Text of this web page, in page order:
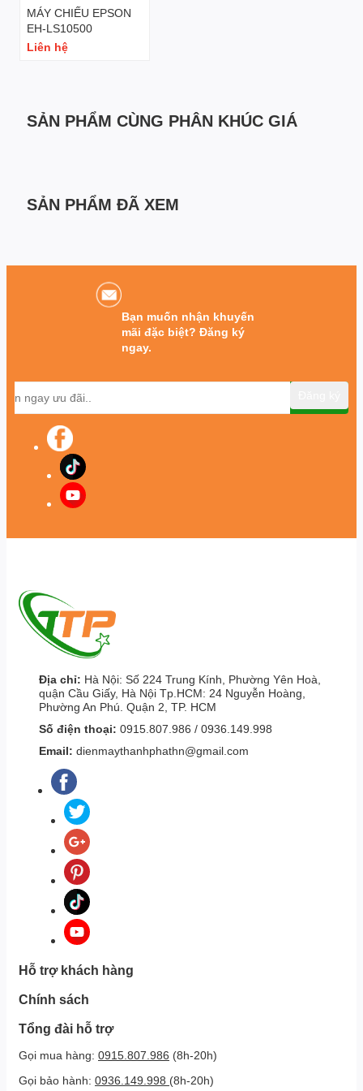
Máy photocopy chính hãng
MÁY CHIẾU EPSON
EH-LS10500
Liên hệ
SẢN PHẨM CÙNG PHÂN KHÚC GIÁ
SẢN PHẨM ĐÃ XEM
Bạn muốn nhận khuyến
mãi đặc biệt? Đăng ký
ngay.
Địa chỉ: Hà Nội: Số 224 Trung Kính, Phường Yên Hoà,
quận Cầu Giấy, Hà Nội Tp.HCM: 24 Nguyễn Hoàng,
Phường An Phú. Quận 2, TP. HCM
Số điện thoại: 0915.807.986 / 0936.149.998
Email: dienmaythanhphathn@gmail.com
Hỗ trợ khách hàng
Chính sách
Tổng đài hỗ trợ
Gọi mua hàng: 0915.807.986 (8h-20h)
Gọi bảo hành: 0936.149.998 (8h-20h)